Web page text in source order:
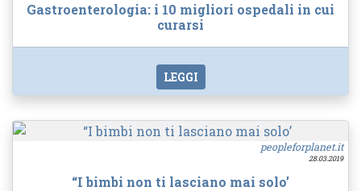
Gastroenterologia: i 10 migliori ospedali in cui
curarsi
LEGGI
peopleforplanet.it
28.03.2019
“I bimbi non ti lasciano mai solo’